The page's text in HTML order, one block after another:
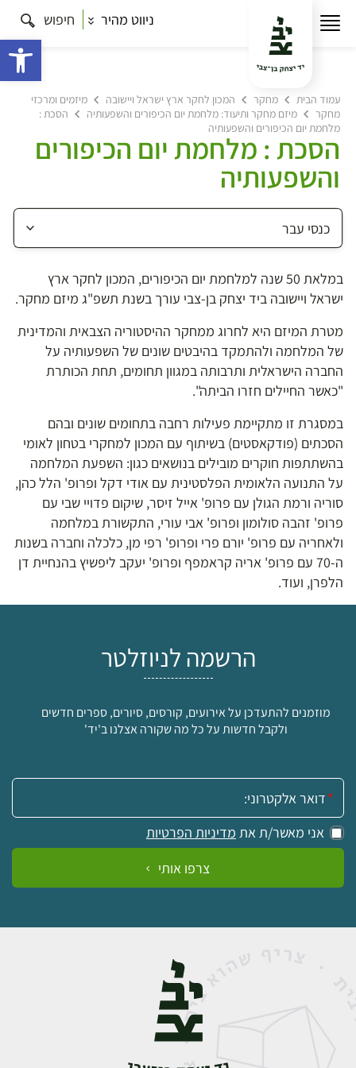
ניווט מהיר חיפוש
עמוד הבית מחקר המכון לחקר ארץ ישראל ויישובה
מיזמים ומרכזי
מחקר
מיזם מחקר ותיעוד: מלחמת יום הכיפורים והשפעותיה
הסכת :
מלחמת יום הכיפורים והשפעותיה
הסכת : מלחמת יום הכיפורים
והשפעותיה
במלאת 50 שנה למלחמת יום הכיפורים, המכון לחקר ארץ
ישראל ויישובה ביד יצחק בן-צבי עורך בשנת תשפ"ג מיזם מחקר.
מטרת המיזם היא לחרוג ממחקר ההיסטוריה הצבאית והמדינית
של המלחמה ולהתמקד בהיבטים שונים של השפעותיה על
החברה הישראלית ותרבותה במגוון תחומים, תחת הכותרת
"כאשר החיילים חזרו הביתה".
במסגרת זו מתקיימת פעילות רחבה בתחומים שונים ובהם
הסכתים (פודקאסטים) בשיתוף עם המכון למחקרי בטחון לאומי
בהשתתפות חוקרים מובילים בנושאים כגון: השפעת המלחמה
על התנועה הלאומית הפלסטינית עם אודי דקל ופרופ' הלל כהן,
סוריה ורמת הגולן עם פרופ' אייל זיסר, שיקום פדויי שבי עם
פרופ' זהבה סולומון ופרופ' אבי עורי, התקשורת במלחמה
ולאחריה עם פרופ' יורם פרי ופרופ' רפי מן, כלכלה וחברה בשנות
ה-70 עם פרופ' אריה קראמפף ופרופ' יעקב ליפשיץ בהנחיית דן
הלפרן, ועוד.
הרשמה לניוזלטר
מוזמנים להתעדכן על אירועים, קורסים, סיורים, ספרים חדשים
ולקבל חדשות על כל מה שקורה אצלנו ב'יד'
אימייל:
אני מאשר/ת את מדיניות הפרטיות
צרפו אותי